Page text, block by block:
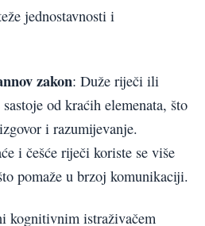
jednostavnosti i
zakon: Duže riječi ili
od kraćih elemenata, što
i razumijevanje.
i češće riječi koriste se više
pomaže u brzoj komunikaciji.
kognitivnim istraživačem